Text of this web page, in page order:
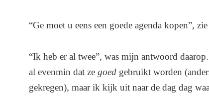
“Ge moet u eens een goede agenda kopen”,
“Ik heb er al twee”, was mijn antwoord
al evenmin dat zegoed gebruikt worden
gekregen), maar ik kijk uit naar de dag dag